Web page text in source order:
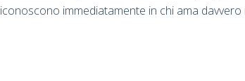
immediatamente in chi ama